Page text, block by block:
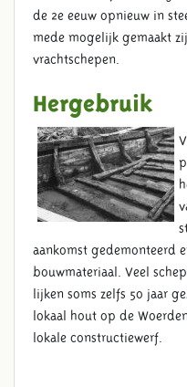
de 2e eeuw opnieuw in
mede mogelijk gemaakt
vrachtschepen.
Hergebruik
aankomst gedemonteerd
bouwmateriaal. Veel
lijken soms zelfs 50 jaar
lokaal hout op de
lokale constructiewerf.